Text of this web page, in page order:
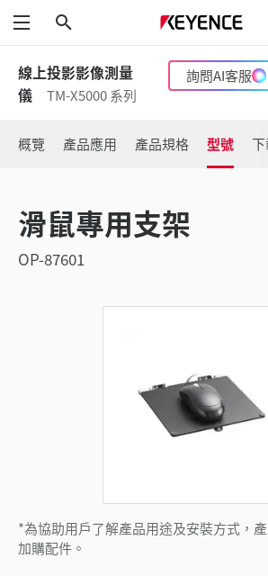
功能表
線上投影影像測量
儀
TM-X5000 系列
詢問AI客服
概覽 產品應用 產品規格 型號
滑鼠專用支架
OP-87601
*為協助用戶了解產品用途及安裝方式，
加購配件。